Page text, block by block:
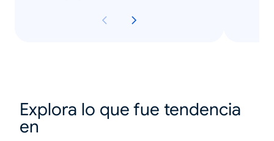
Explora lo que fue tendencia
en